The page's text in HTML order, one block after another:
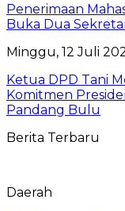
Penerimaan
Buka Dua
Minggu, 12 Juli
Ketua DPD Tani
Komitmen
Pandang Bulu
Berita Terbaru
Daerah